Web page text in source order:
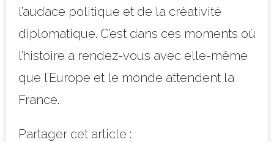
l’audace politique et de la créativité
diplomatique. C’est dans ces moments où
l’histoire a rendez-vous avec elle-même
que l’Europe et le monde attendent la
France.
Partager cet article :